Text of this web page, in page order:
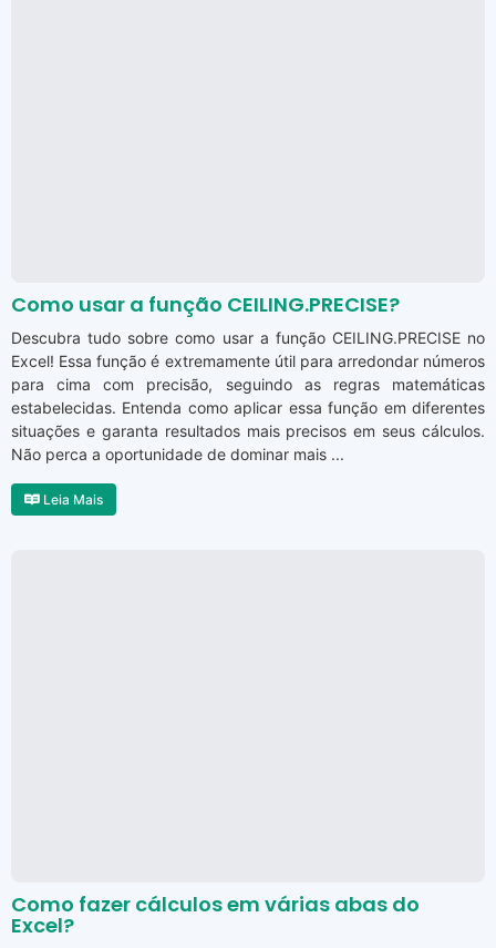
Como usar a função CEILING.PRECISE?
Descubra tudo sobre como usar a função CEILING.PRECISE no
Excel! Essa função é extremamente útil para arredondar números
para cima com precisão, seguindo as regras matemáticas
estabelecidas. Entenda como aplicar essa função em diferentes
situações e garanta resultados mais precisos em seus cálculos.
Não perca a oportunidade de dominar mais ...
Leia Mais
Como fazer cálculos em várias abas do
Excel?